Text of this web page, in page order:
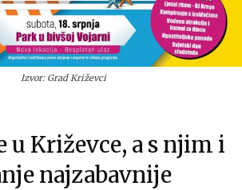
Izvor: Grad Križevci
u Križevce, a s njim i
najzabavnije